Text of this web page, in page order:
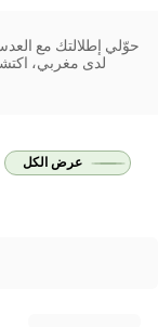
حوّلي إطلالتك مع
لدى مغربي،
عرض الكل